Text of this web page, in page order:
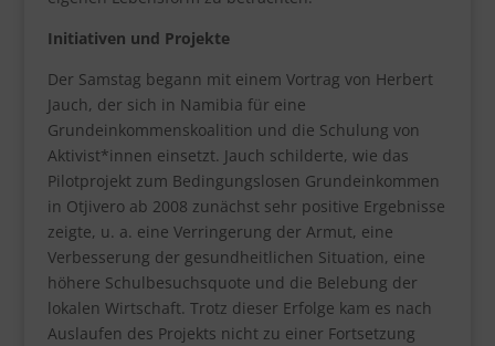
Initiativen und Projekte
Der Samstag begann mit einem Vortrag von Herbert
Jauch, der sich in Namibia für eine
Grundeinkommenskoalition und die Schulung von
Aktivist*innen einsetzt. Jauch schilderte, wie das
Pilotprojekt zum Bedingungslosen Grundeinkommen
in Otjivero ab 2008 zunächst sehr positive Ergebnisse
zeigte, u. a. eine Verringerung der Armut, eine
Verbesserung der gesundheitlichen Situation, eine
höhere Schulbesuchsquote und die Belebung der
lokalen Wirtschaft. Trotz dieser Erfolge kam es nach
Auslaufen des Projekts nicht zu einer Fortsetzung